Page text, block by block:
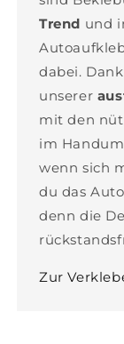
Trend und
dabei.
unserer
mit den
im
wenn sich
du das
denn die
Zur